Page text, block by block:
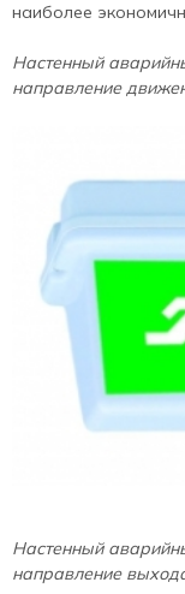
наиболее
Настенный
направление
Настенный
направление